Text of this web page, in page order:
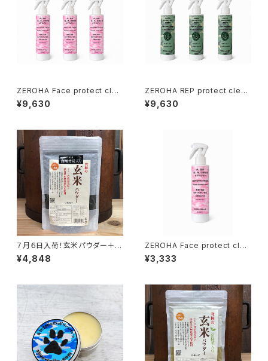
ZEROHA Face protect clea
n care 犬猫用フェイスケアスプ
レー 約220ml×3本セット
¥9,630
ZEROHA REP protect clean
care 爬虫類ケアスプレー 約2
20ml×3本セット
¥9,630
７月６日入荷！玄米パウダー＋竹
炭入り 500g
¥4,848
ZEROHA Face protect clea
n care 犬猫用フェイスケアスプ
レー 約220ml
¥3,333